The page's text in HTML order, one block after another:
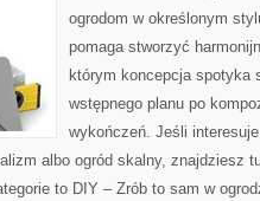
ogrodom w określonym
pomaga stworzyć
którym koncepcja spotyka
wstępnego planu po
wykończeń. Jeśli
albo ogród skalny, znajdziesz
to DIY – Zrób to sam w